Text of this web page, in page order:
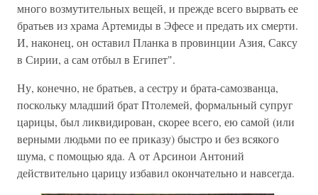
много возмутительных вещей, и прежде всего вырвать ее
братьев из храма Артемиды в Эфесе и предать их смерти.
И, наконец, он оставил Планка в провинции Азия, Саксу
в Сирии, а сам отбыл в Египет".
Ну, конечно, не братьев, а сестру и брата-самозванца,
поскольку младший брат Птолемей, формальный супруг
царицы, был ликвидирован, скорее всего, ею самой (или
верными людьми по ее приказу) быстро и без всякого
шума, с помощью яда. А от Арсинои Антоний
действительно царицу избавил окончательно и навсегда.